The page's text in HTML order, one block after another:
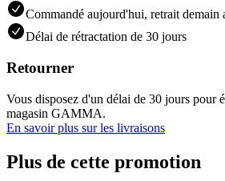
Commandé aujourd'hui, retrait demain
Délai de rétractation de 30 jours
Retourner
Vous disposez d'un délai de 30 jours pour
magasin GAMMA.
En savoir plus sur les livraisons
Plus de cette promotion